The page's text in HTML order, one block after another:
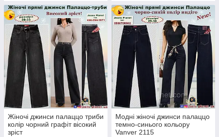
Жіночі джинси палаццо триби
колір чорний графіт вісокий
зріст
Модні жіночі джинси палаццо
темно-синього кольору
Vanver 2115